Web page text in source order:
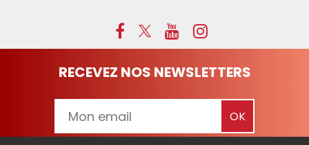
RECEVEZ NOS NEWSLETTERS